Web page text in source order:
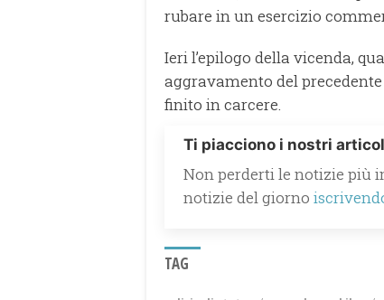
rubare in un esercizio
Ieri l’epilogo della vicenda,
aggravamento del
finito in carcere.
Ti piacciono i nostri
Non perderti le notizie più
notizie del giorno
TAG